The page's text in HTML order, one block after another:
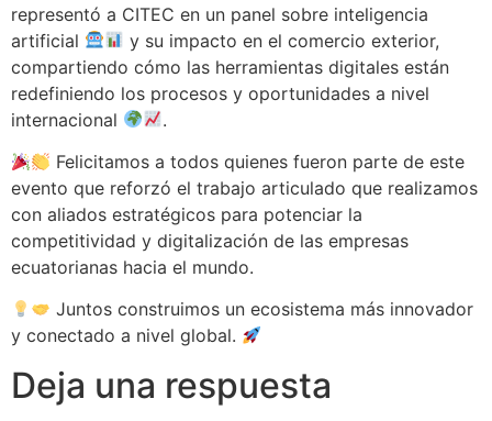
representó a CITEC en un panel sobre inteligencia
artificial
y su impacto en el comercio exterior,
compartiendo cómo las herramientas digitales están
redefiniendo los procesos y oportunidades a nivel
internacional
.
Felicitamos a todos quienes fueron parte de este
evento que reforzó el trabajo articulado que realizamos
con aliados estratégicos para potenciar la
competitividad y digitalización de las empresas
ecuatorianas hacia el mundo.
Juntos construimos un ecosistema más innovador
y conectado a nivel global.
Deja una respuesta